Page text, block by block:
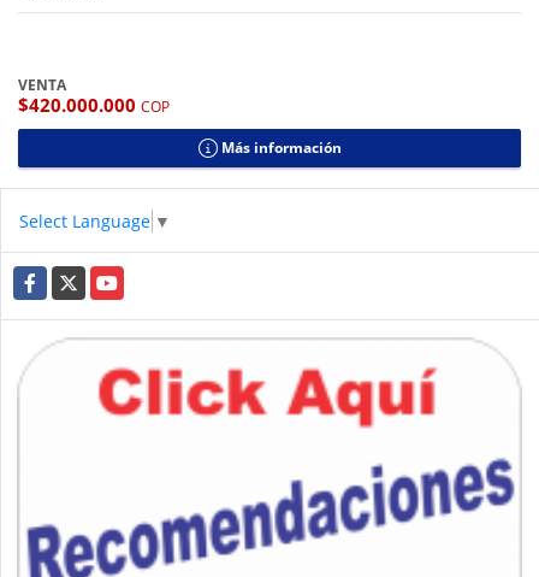
VENTA
$420.000.000 COP
Más información
Select Language ▼
Facebook
X YouTube